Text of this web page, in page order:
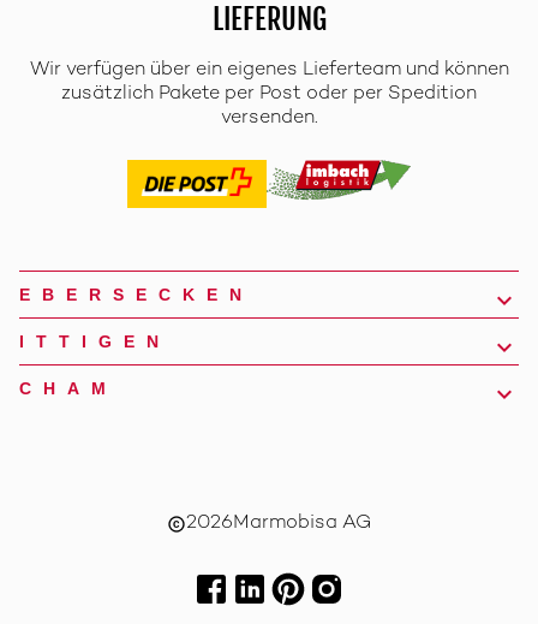
LIEFERUNG
Wir verfügen über ein eigenes Lieferteam und können
zusätzlich Pakete per Post oder per Spedition
versenden.
EBERSECKEN
ITTIGEN
CHAM
copyright2026Marmobisa AG